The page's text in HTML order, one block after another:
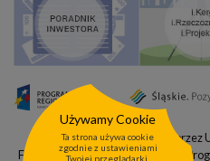
Projekt współfinansowany przez
Funduszu Rozwoju Regionalnego
Używamy Cookie
Ta strona używa cookie
zgodnie z ustawieniami
Twojej przeglądarki.